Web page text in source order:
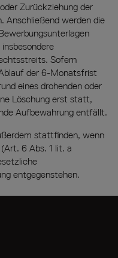
Zurückziehung der
Anschließend werden die
Sofern
der 6-Monatsfrist
eines drohenden oder
Löschung erst statt,
Aufbewahrung entfällt.
stattfinden, wenn
6 Abs. 1 lit. a
entgegenstehen.